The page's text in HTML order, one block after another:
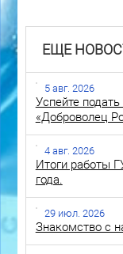
ЕЩЕ
5 авг. 2026
Успейте
«Доброволец
4 авг. 2026
Итоги работы
года.
29 июл. 2026
Знакомство с